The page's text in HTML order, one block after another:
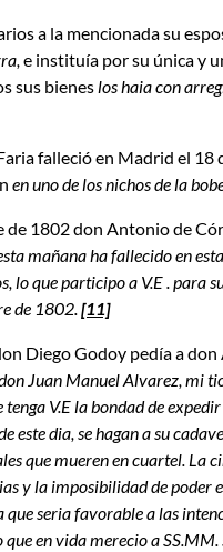
a la mencionada su
e instituía por su única y
sus bieneslos haia con
falleció en Madrid el 18
en uno de los nichos de la
de 1802 don Antonio de
mañana ha fallecido en
lo que participo a V.E . para
de 1802.[11]
Diego Godoy pedía a
Juan Manuel Alvarez, mi
V.E la bondad de
este dia, se hagan a su
que mueren en cuartel. La
y la imposibilidad de poder
seria favorable a las
en vida merecio a SS.MM.